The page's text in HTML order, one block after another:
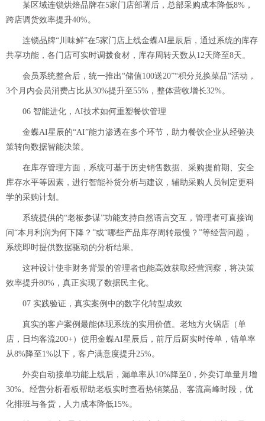
某区域连锁烘焙品牌在5家门店部署后，总部采购成本降低8%，
跨店调货效率提升40%。
连锁品牌“川味鲜”在5家门店上线金蝶AI星辰后，通过系统的库存
共享功能，各门店可实时调拨食材，库存周转天数从12天降至8天。
会员系统整合后，统一推出“储值100送20”“积分兑换菜品”活动，
3个月内会员消费占比从30%提升至55%，整体营收增长32%。
06 智能进化，AI技术如何重塑餐饮管理
金蝶AI星辰的“AI”能力渗透在多个环节，助力餐饮企业从经验决
策转向数据智能决策。
在库存管理方面，系统可基于历史销售数据、采购提前期、安全
库存水平等因素，进行智能补货分析与建议，辅助采购人员制定更科
学的采购计划。
系统提供的“老板参谋”功能支持自然语言交互，管理者可直接询
问“本月利润为何下降？”或“哪些产品库存周转最慢？”等经营问题，
系统即时提供数据驱动的分析结果。
这种设计使非财务背景的管理者也能高效获取经营洞察，将决策
效率提升80%，真正实现了数据民主化。
07 实践验证，真实案例中的数字化转型成效
真实的客户案例最能体现系统的实用价值。老地方火锅店（单
店，日均客流200+）使用金蝶AI星辰后，前厅后厨实时传单，错单率
从8%降至1%以下，客户满意度提升25%。
外卖自动接单功能上线后，漏单率从10%降至0，外卖订单量月增
30%。经营分析看板帮助老板实时查看热销菜品、客流高峰时段，优
化排班与备货，人力成本降低15%。